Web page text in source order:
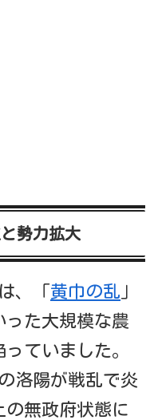
勢力拡大
、「 黄巾の乱
った大規模な農
ていました。
洛陽が戦乱で炎
の無政府状態に